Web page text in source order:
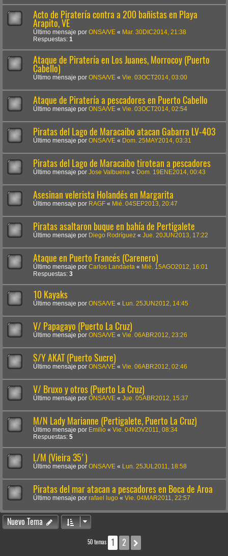
Acto de Piratería contra a 200 bañistas en Playa
Arapito, VE
Último mensaje por ONSA/VE « Mar. 30DIC2014, 21:38
Respuestas: 1
Ataque de Piratería en Los Juanes, Morrocoy (Puerto
Cabello)
Último mensaje por ONSA/VE « Vie. 03OCT2014, 03:00
Ataque de Piratería a pescadores en Puerto Cabello
Último mensaje por ONSA/VE « Vie. 03OCT2014, 02:54
Piratas del Lago de Maracaibo atacan Gabarra LV-403
Último mensaje por ONSA/VE « Dom. 25MAY2014, 03:31
Piratas del Lago de Maracaibo tirotean a pescadores
Último mensaje por Jose Valbuena « Dom. 19ENE2014, 00:43
Asesinan velerista Holandés en Margarita
Último mensaje por RAGF « Mié. 04SEP2013, 20:47
Piratas asaltaron buque en bahía de Pertigalete
Último mensaje por Diego Rodríguez « Jue. 20JUN2013, 17:22
Ataque en Puerto Francés (Carenero)
Último mensaje por Carlos Landaeta « Mié. 15AGO2012, 16:01
Respuestas: 3
10 Kayaks
Último mensaje por ONSA/VE « Lun. 25JUN2012, 14:45
V/ Papagayo (Puerto La Cruz)
Último mensaje por ONSA/VE « Vie. 06ABR2012, 23:26
S/Y AKAT (Puerto Sucre)
Último mensaje por ONSA/VE « Vie. 06ABR2012, 02:46
V/ Bruxo y otros (Puerto La Cruz)
Último mensaje por ONSA/VE « Jue. 05ABR2012, 15:37
M/N Lady Marianne (Pertigalete, Puerto La Cruz)
Último mensaje por Emilio « Vie. 04NOV2011, 08:34
Respuestas: 5
L/M (Vieira 35')
Último mensaje por ONSA/VE « Lun. 25JUL2011, 18:58
Piratas del mar atacan a pescadores en Boca de Aroa
Último mensaje por rafael lugo « Vie. 04MAR2011, 22:57
Nuevo Tema
50 temas 1 2